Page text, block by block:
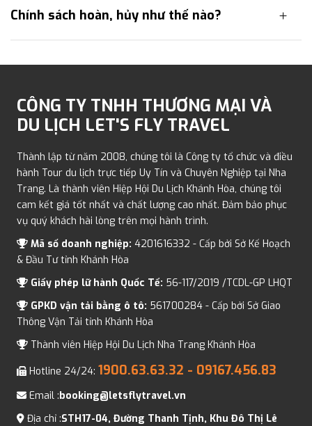
Chính sách hoàn, hủy như thế nào?
CÔNG TY TNHH THƯƠNG MẠI VÀ
DU LỊCH LET'S FLY TRAVEL
Thành lập từ năm 2008, chúng tôi là Công ty tổ chức và điều
hành Tour du lịch trực tiếp Uy Tín và Chuyên Nghiệp tại Nha
Trang. Là thành viên Hiệp Hội Du Lịch Khánh Hòa, chúng tôi
cam kết giá tốt nhất và chất lượng cao nhất. Đảm bảo phục
vụ quý khách hài lòng trên mọi hành trình.
Mã số doanh nghiệp: 4201616332 - Cấp bởi Sở Kế Hoạch
& Đầu Tư tỉnh Khánh Hòa
Giấy phép lữ hành Quốc Tế: 56-117/2019 /TCDL-GP LHQT
GPKD vận tải bằng ô tô: 561700284 - Cấp bởi Sở Giao
Thông Vận Tải tỉnh Khánh Hòa
Thành viên Hiệp Hội Du Lịch Nha Trang Khánh Hòa
Hotline 24/24: 1900.63.63.32 - 09167.456.83
Email :booking@letsflytravel.vn
Địa chỉ :STH17-04, Đường Thanh Tịnh, Khu Đô Thị Lê